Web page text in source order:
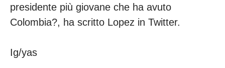
presidente più giovane che ha avuto
Colombia?, ha scritto Lopez in Twitter.
Ig/yas